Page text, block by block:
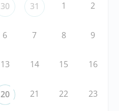
30 31 1 2
6 7 8 9
13 14 15 16
20 21 22 23